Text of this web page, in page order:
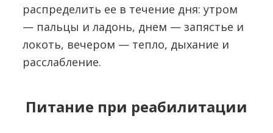
распределить ее в течение дня: утром
— пальцы и ладонь, днем — запястье и
локоть, вечером — тепло, дыхание и
расслабление.
Питание при реабилитации